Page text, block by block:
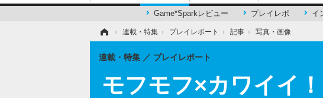
Game*Sparkレビュー プレイレポ イ
› 連載・特集 › プレイレポート › 記事 › 写真・画像
モフモフ×カワイイ
連載・特集 プレイレポート